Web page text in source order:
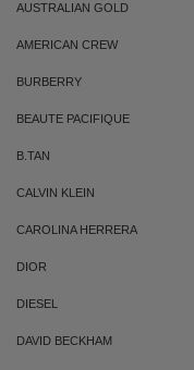
AUSTRALIAN GOLD
AMERICAN CREW
BURBERRY
BEAUTE PACIFIQUE
B.TAN
CALVIN KLEIN
CAROLINA HERRERA
DIOR
DIESEL
DAVID BECKHAM